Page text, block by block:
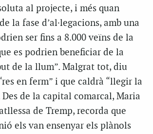
al projecte, i més quan
la fase d’al·legacions, amb una
ser fins a 8.000 veïns de la
es podrien beneficiar de la
de la llum”. Malgrat tot, diu
en ferm” i que caldrà “llegir la
de la capital comarcal, Maria
de Tremp, recorda que
els van ensenyar els plànols